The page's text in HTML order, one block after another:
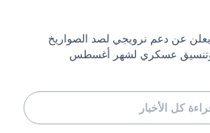
عن دعم نرويجي لصد الصواريخ
وتنسيق عسكري لشهر أغسطس
كل الأخبار